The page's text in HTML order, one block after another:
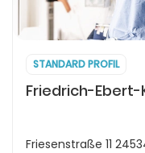
STANDARD PROFIL
Friedrich-
Friesenstraße 11